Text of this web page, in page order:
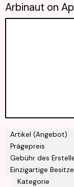
Artikel (Angebot)
Prägepreis
Gebühr des
Einzigartige
Kategorie
Arbinaut on